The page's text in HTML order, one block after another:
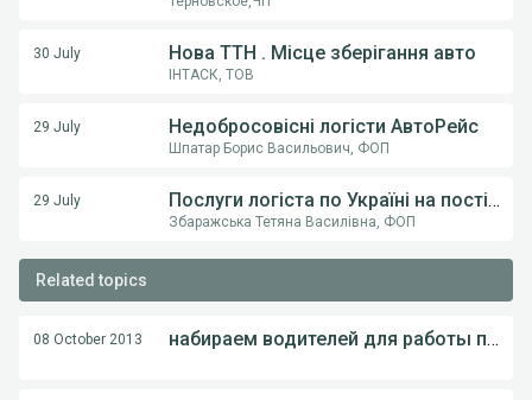
30 July Нова ТТН . Місце зберігання авто
ІНТАСК, ТОВ
29 July Недобросовісні логісти АвтоРейс
Шпатар Борис Васильович, ФОП
29 July Послуги логіста по Україні на постійній основі .
Збаражська Тетяна Василівна, ФОП
Related topics
08 October 2013 набираем водителей для работы по Украине